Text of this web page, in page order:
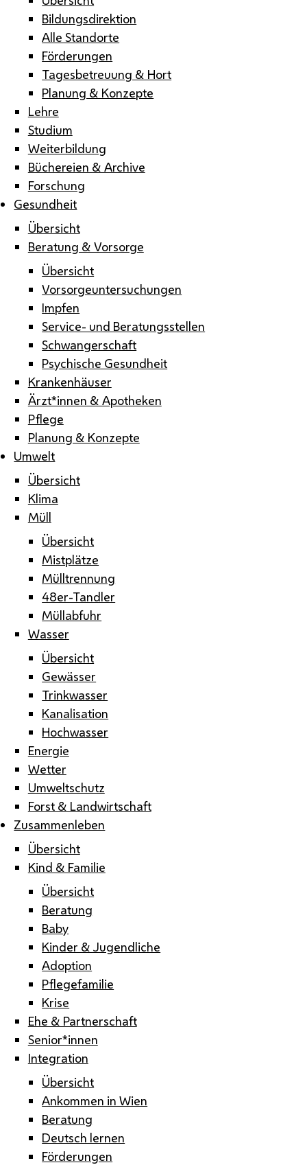
Bildungsdirektion
Alle Standorte
Förderungen
Tagesbetreuung & Hort
Planung & Konzepte
Lehre
Studium
Weiterbildung
Büchereien & Archive
Forschung
Gesundheit
Übersicht
Beratung & Vorsorge
Übersicht
Vorsorgeuntersuchungen
Impfen
Service- und Beratungsstellen
Schwangerschaft
Psychische Gesundheit
Krankenhäuser
Ärzt*innen & Apotheken
Pflege
Planung & Konzepte
Umwelt
Übersicht
Klima
Müll
Übersicht
Mistplätze
Mülltrennung
48er-Tandler
Müllabfuhr
Wasser
Übersicht
Gewässer
Trinkwasser
Kanalisation
Hochwasser
Energie
Wetter
Umweltschutz
Forst & Landwirtschaft
Zusammenleben
Übersicht
Kind & Familie
Übersicht
Beratung
Baby
Kinder & Jugendliche
Adoption
Pflegefamilie
Krise
Ehe & Partnerschaft
Senior*innen
Integration
Übersicht
Ankommen in Wien
Beratung
Deutsch lernen
Förderungen